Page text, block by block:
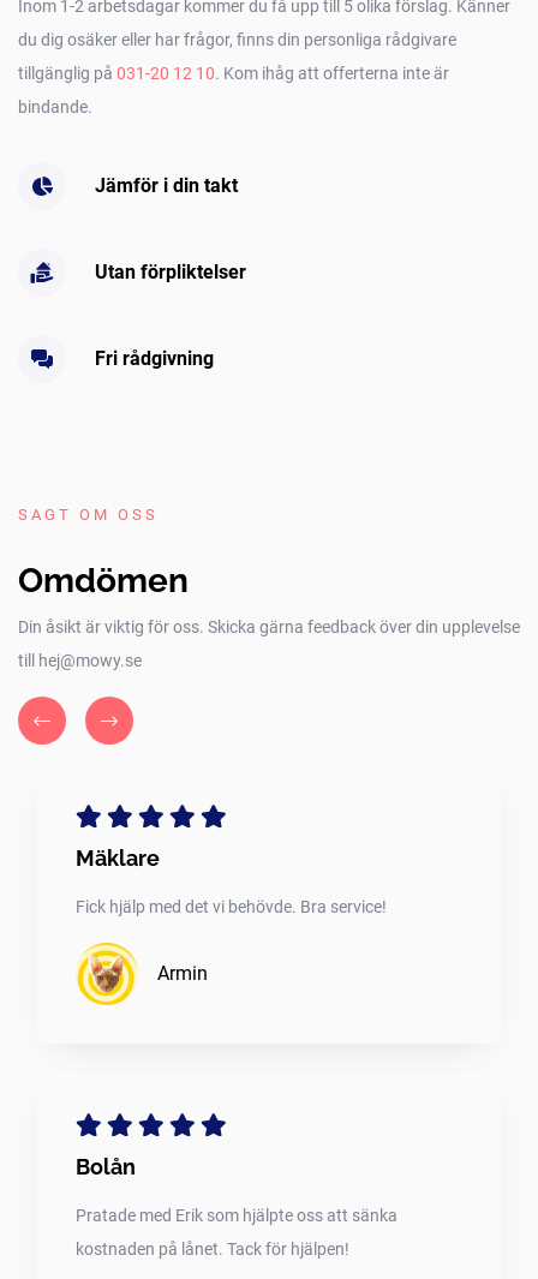
Inom 1-2 arbetsdagar kommer du få upp till 5 olika förslag. Känner
du dig osäker eller har frågor, finns din personliga rådgivare
tillgänglig på 031-20 12 10. Kom ihåg att offerterna inte är
bindande.
Jämför i din takt
Utan förpliktelser
Fri rådgivning
SAGT OM OSS
Omdömen
Din åsikt är viktig för oss. Skicka gärna feedback över din upplevelse
till hej@mowy.se
Mäklare
Fick hjälp med det vi behövde. Bra service!
Armin
Bolån
Pratade med Erik som hjälpte oss att sänka
kostnaden på lånet. Tack för hjälpen!